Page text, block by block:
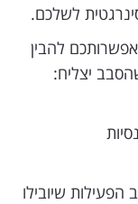
לשלכם.
להבין
יצליח:
שיובילו